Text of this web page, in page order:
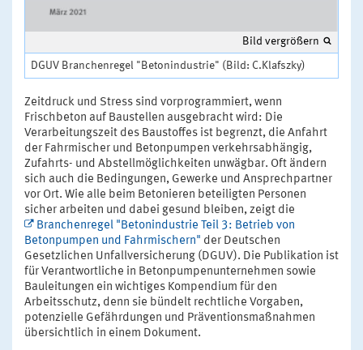
Bild vergrößern
DGUV Branchenregel "Betonindustrie" (Bild: C.Klafszky)
Zeitdruck und Stress sind vorprogrammiert, wenn
Frischbeton auf Baustellen ausgebracht wird: Die
Verarbeitungszeit des Baustoffes ist begrenzt, die Anfahrt
der Fahrmischer und Betonpumpen verkehrsabhängig,
Zufahrts- und Abstellmöglichkeiten unwägbar. Oft ändern
sich auch die Bedingungen, Gewerke und Ansprechpartner
vor Ort. Wie alle beim Betonieren beteiligten Personen
sicher arbeiten und dabei gesund bleiben, zeigt die
Branchenregel "Betonindustrie Teil 3: Betrieb von
Betonpumpen und Fahrmischern" der Deutschen
Gesetzlichen Unfallversicherung (DGUV). Die Publikation ist
für Verantwortliche in Betonpumpenunternehmen sowie
Bauleitungen ein wichtiges Kompendium für den
Arbeitsschutz, denn sie bündelt rechtliche Vorgaben,
potenzielle Gefährdungen und Präventionsmaßnahmen
übersichtlich in einem Dokument.